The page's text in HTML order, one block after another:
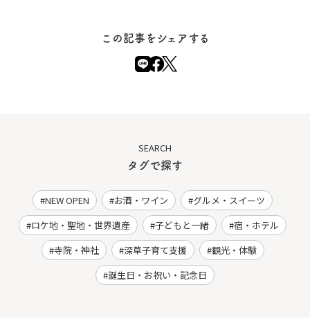
この記事をシェアする
SEARCH
タグで探す
NEW OPEN お酒・ワイン
グルメ・スイーツ
ロケ地・聖地・世界遺産
子どもと一緒
宿・ホテル
寺院・神社
深草子育て支援
観光・体験
誕生日・お祝い・記念日